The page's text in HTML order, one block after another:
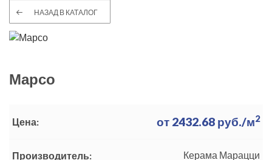
НАЗАД В КАТАЛОГ
Марсо
Цена: от 2432.68 руб./м2
Производитель: Керама Марацци